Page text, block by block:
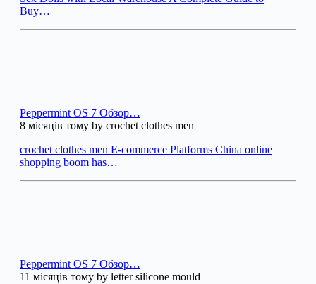
Buy…
Peppermint OS 7 Обзор…
8 місяців тому by crochet clothes men
crochet clothes men E-commerce Platforms China online
shopping boom has…
Peppermint OS 7 Обзор…
11 місяців тому by letter silicone mould